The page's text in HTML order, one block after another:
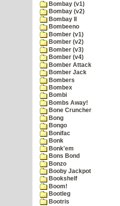
Bombay (v1)
Bombay (v2)
Bombay II
Bombeeno
Bomber (v1)
Bomber (v2)
Bomber (v3)
Bomber (v4)
Bomber Attack
Bomber Jack
Bombers
Bombex
Bombi
Bombs Away!
Bone Cruncher
Bong
Bongo
Bonifac
Bonk
Bonk'em
Bons Bond
Bonzo
Booby Jackpot
Bookshelf
Boom!
Bootleg
Bootris